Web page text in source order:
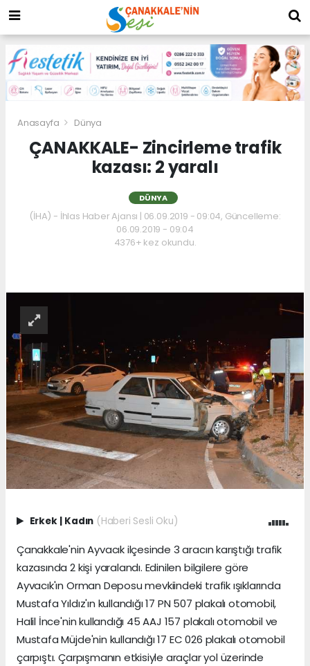
Anasayfa Dünya
ÇANAKKALE- Zincirleme trafik
kazası: 2 yaralı
DÜNYA
(İHA) - İhlas Haber Ajansı | 06.09.2019 - 09:04, Güncelleme:
06.09.2019 - 09:04
4376+ kez okundu.
Erkek | Kadın (Haberi Sesli Oku)
Çanakkale'nin Ayvacık ilçesinde 3 aracın karıştığı trafik
kazasında 2 kişi yaralandı. Edinilen bilgilere göre
Ayvacık'ın Orman Deposu mevkiindeki trafik ışıklarında
Mustafa Yıldız'ın kullandığı 17 PN 507 plakalı otomobil,
Halil İnce'nin kullandığı 45 AAJ 157 plakalı otomobil ve
Mustafa Müjde'nin kullandığı 17 EC 026 plakalı otomobil
çarpıştı. Çarpışmanın etkisiyle araçlar yol üzerinde